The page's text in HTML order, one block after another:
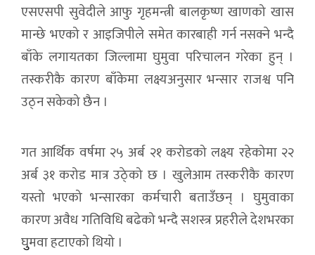
एसएसपी सुवेदीले आफु गृहमन्त्री बालकृष्ण खाणको खास
मान्छे भएको र आइजिपीले समेत कारबाही गर्न नसक्ने भन्दै
बाँके लगायतका जिल्लामा घुमुवा परिचालन गरेका हुन् ।
तस्करीकै कारण बाँकेमा लक्ष्यअनुसार भन्सार राजश्व पनि
उठ्न सकेको छैन ।
गत आर्थिक वर्षमा २५ अर्ब २१ करोडको लक्ष्य रहेकोमा २२
अर्ब ३१ करोड मात्र उठे्को छ । खुलेआम तस्करीकै कारण
यस्तो भएको भन्सारका कर्मचारी बताउँछन् । घुमुवाका
कारण अवैध गतिविधि बढेको भन्दै सशस्त्र प्रहरीले देशभरका
घुुमवा हटाएको थियो ।